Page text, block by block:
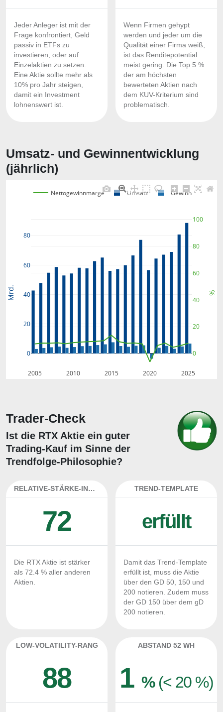
Jeder Anleger ist mit der
Frage konfrontiert, Geld
passiv in ETFs zu
investieren, oder auf
Einzelaktien zu setzen.
Eine Aktie sollte mehr als
10% pro Jahr steigen,
damit ein Investment
lohnenswert ist.
Wenn Firmen gehypt
werden und jeder um die
Qualität einer Firma weiß,
ist das Renditepotential
meist gering. Die Top 5 %
der am höchsten
bewerteten Aktien nach
dem KUV-Kriterium sind
problematisch.
Umsatz- und Gewinnentwicklung
(jährlich)
2005 2010 2015 2020 2025
0
20
40
60
80
0
20
40
60
80
100
Nettogewinnmarge Umsatz Gewinn
Mrd. %
Trader-Check
Ist die RTX Aktie ein guter
Trading-Kauf im Sinne der
Trendfolge-Philosophie?
RELATIVE-STÄRKE-INDEX
72
Die RTX Aktie ist stärker
als 72.4 % aller anderen
Aktien.
TREND-TEMPLATE
erfüllt
Damit das Trend-Template
erfüllt ist, muss die Aktie
über den GD 50, 150 und
200 notieren. Zudem muss
der GD 150 über dem gD
200 notieren.
LOW-VOLATILITY-RANG
88
ABSTAND 52 WH
1 % (< 20 %)